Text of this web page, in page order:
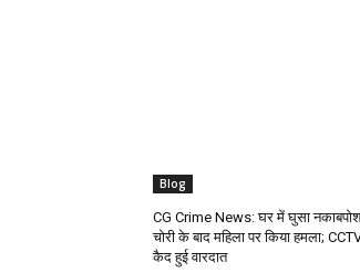
Blog
CG Crime News: घर में घुसा नकाबपोश
चोरी के बाद महिला पर किया हमला;
कैद हुई वारदात